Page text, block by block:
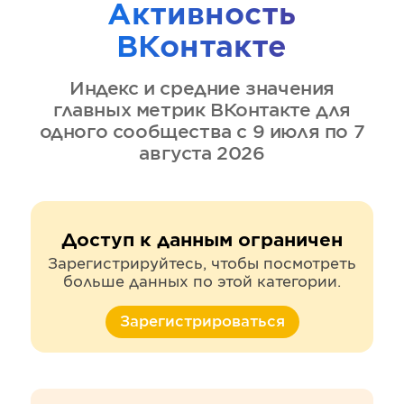
Активность
ВКонтакте
Индекс и средние значения
главных метрик ВКонтакте для
одного сообщества с 9 июля по 7
августа 2026
Доступ к данным ограничен
Зарегистрируйтесь, чтобы посмотреть
больше данных по этой категории.
Зарегистрироваться